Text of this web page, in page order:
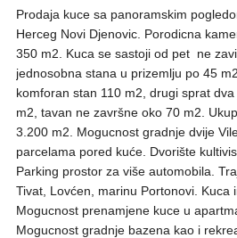
Prodaja kuce sa panoramskim
Herceg Novi Djenovic. Porodicna
350 m2. Kuca se sastoji od pet ne
jednosobna stana u prizemlju po 45
komforan stan 110 m2, drugi sprat
m2, tavan ne završne oko 70 m2.
3.200 m2. Mogucnost gradnje dvije
parcelama pored kuće. Dvorište
Parking prostor za više automobila.
Tivat, Lovćen, marinu Portonovi. Kuca
Mogucnost prenamjene kuce u
Mogucnost gradnje bazena kao i